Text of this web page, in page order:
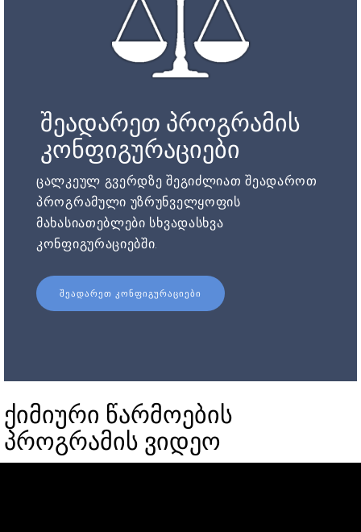
შეადარეთ პროგრამის
კონფიგურაციები
ცალკეულ გვერდზე შეგიძლიათ შეადაროთ
პროგრამული უზრუნველყოფის
მახასიათებლები სხვადასხვა
კონფიგურაციებში.
ᲨᲔᲐᲓᲐᲠᲔᲗ ᲙᲝᲜᲤᲘᲒᲣᲠᲐᲪᲘᲔᲑᲘ
ქიმიური წარმოების
პროგრამის ვიდეო